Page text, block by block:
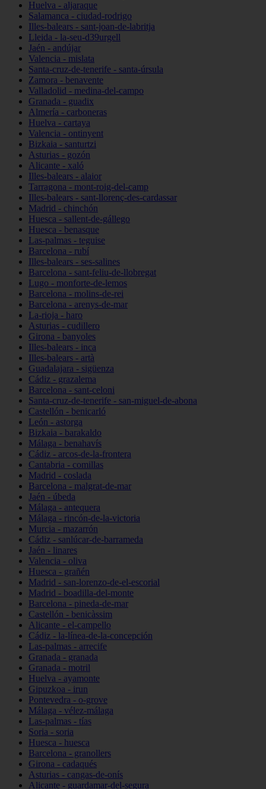
Huelva - aljaraque
Salamanca - ciudad-rodrigo
Illes-balears - sant-joan-de-labritja
Lleida - la-seu-d39urgell
Jaén - andújar
Valencia - mislata
Santa-cruz-de-tenerife - santa-úrsula
Zamora - benavente
Valladolid - medina-del-campo
Granada - guadix
Almería - carboneras
Huelva - cartaya
Valencia - ontinyent
Bizkaia - santurtzi
Asturias - gozón
Alicante - xaló
Illes-balears - alaior
Tarragona - mont-roig-del-camp
Illes-balears - sant-llorenç-des-cardassar
Madrid - chinchón
Huesca - sallent-de-gállego
Huesca - benasque
Las-palmas - teguise
Barcelona - rubí
Illes-balears - ses-salines
Barcelona - sant-feliu-de-llobregat
Lugo - monforte-de-lemos
Barcelona - molins-de-rei
Barcelona - arenys-de-mar
La-rioja - haro
Asturias - cudillero
Girona - banyoles
Illes-balears - inca
Illes-balears - artà
Guadalajara - sigüenza
Cádiz - grazalema
Barcelona - sant-celoni
Santa-cruz-de-tenerife - san-miguel-de-abona
Castellón - benicarló
León - astorga
Bizkaia - barakaldo
Málaga - benahavís
Cádiz - arcos-de-la-frontera
Cantabria - comillas
Madrid - coslada
Barcelona - malgrat-de-mar
Jaén - úbeda
Málaga - antequera
Málaga - rincón-de-la-victoria
Murcia - mazarrón
Cádiz - sanlúcar-de-barrameda
Jaén - linares
Valencia - oliva
Huesca - grañén
Madrid - san-lorenzo-de-el-escorial
Madrid - boadilla-del-monte
Barcelona - pineda-de-mar
Castellón - benicàssim
Alicante - el-campello
Cádiz - la-línea-de-la-concepción
Las-palmas - arrecife
Granada - granada
Granada - motril
Huelva - ayamonte
Gipuzkoa - irun
Pontevedra - o-grove
Málaga - vélez-málaga
Las-palmas - tías
Soria - soria
Huesca - huesca
Barcelona - granollers
Girona - cadaqués
Asturias - cangas-de-onís
Alicante - guardamar-del-segura